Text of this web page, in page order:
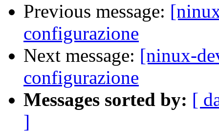
Previous message:
configurazione
Next message: [ninux-
configurazione
Messages sorted by: [
]